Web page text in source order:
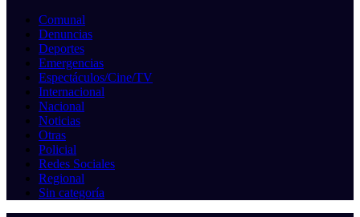
Comunal
Denuncias
Deportes
Emergencias
Espectáculos/Cine/TV
Internacional
Nacional
Noticias
Otras
Policial
Redes Sociales
Regional
Sin categoría